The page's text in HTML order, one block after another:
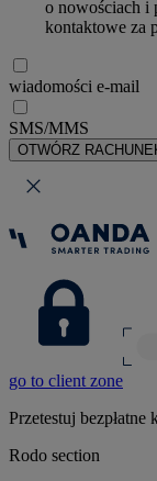
o nowościach i
kontaktowe za
wiadomości e-mail
SMS/MMS
OTWÓRZ
go to client zone
Przetestuj
Rodo section